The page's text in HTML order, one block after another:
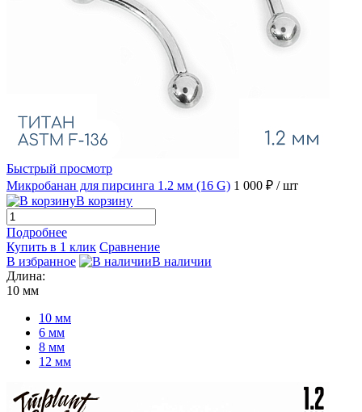
Быстрый просмотр
Микробанан для пирсинга 1.2 мм (16 G) 1 000 ₽ / шт
В корзину
Подробнее
Купить в 1 клик Сравнение
В избранное
В наличии
Длина:
10 мм
10 мм
6 мм
8 мм
12 мм